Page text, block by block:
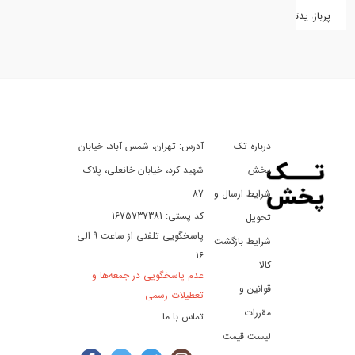
کفش
سفر
تفریح
پربازدیدترین
درباره تک
پخش
شرایط ارسال و
تحویل
شرایط بازگشت
کالا
قوانین و
مقررات
لیست قیمت
آدرس: تهران، شمس آباد، خیابان
شهید کرد، خیابان خانعلی، پلاک
87
کد پستی: 1675737381
پاسخگویی تلفنی از ساعت 9 الی
16
عدم پاسخگویی در جمعه‌ها و
تعطیلات رسمی
تماس با ما